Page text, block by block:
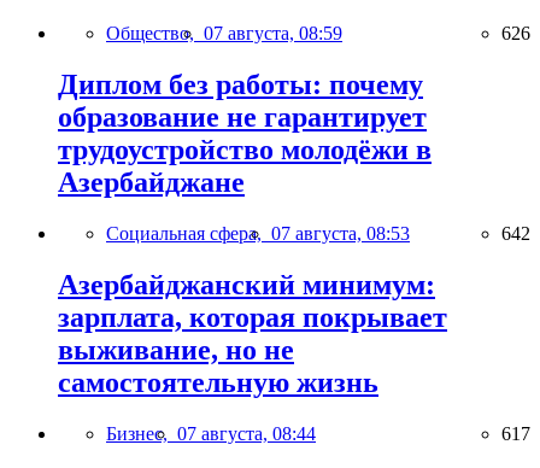
Общество, 07 августа, 08:59 626
Диплом без работы: почему
образование не гарантирует
трудоустройство молодёжи в
Азербайджане
Социальная сфера, 07 августа, 08:53 642
Азербайджанский минимум:
зарплата, которая покрывает
выживание, но не
самостоятельную жизнь
Бизнес, 07 августа, 08:44 617